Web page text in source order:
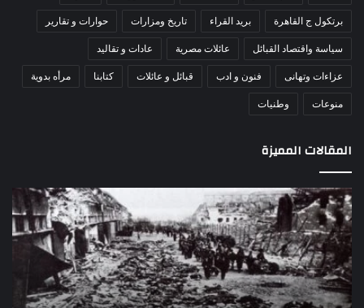
برتكول ج القاهرة بريد القراء تاريخ ومزارات حوارات و تقارير
سياسة واقتصاد القبائل عائلات مصرية عادات و تقاليد
عزاءات وتهانى فنون و ادب قبائل و عائلات كتابنا مرأه بدوية
منوعات وطنيات
المقالات المميزة
دكتور
راضي
عبدالمعطي
يكتب:
30
يونيو